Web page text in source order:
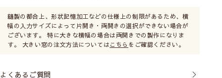
縫製の都合上、形状記憶加工などの仕様上の制限があるため、横
幅の入力サイズによって片開き・両開きの選択ができない場合が
ございます。 特に大きな横幅の場合は両開きでの製作になりま
す。 大きい窓の注文方法についてはこちら をご確認ください。
よくあるご質問